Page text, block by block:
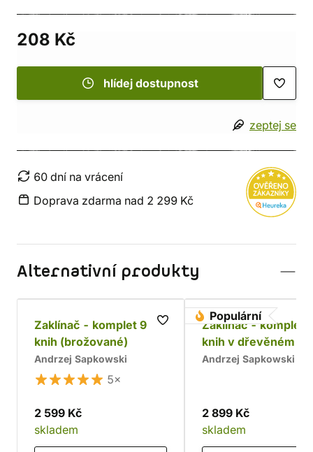
208 Kč
hlídej dostupnost
zeptej se
60 dní na vrácení
Doprava zdarma nad 2 299 Kč
Alternativní produkty
Zaklínač - komplet 9
knih (brožované)
Andrzej Sapkowski
5×
2 599 Kč
skladem
Populární
Zaklínač - komplet
knih v dřevěném
Chrám
Andrzej Sapkowski
2 899 Kč
skladem